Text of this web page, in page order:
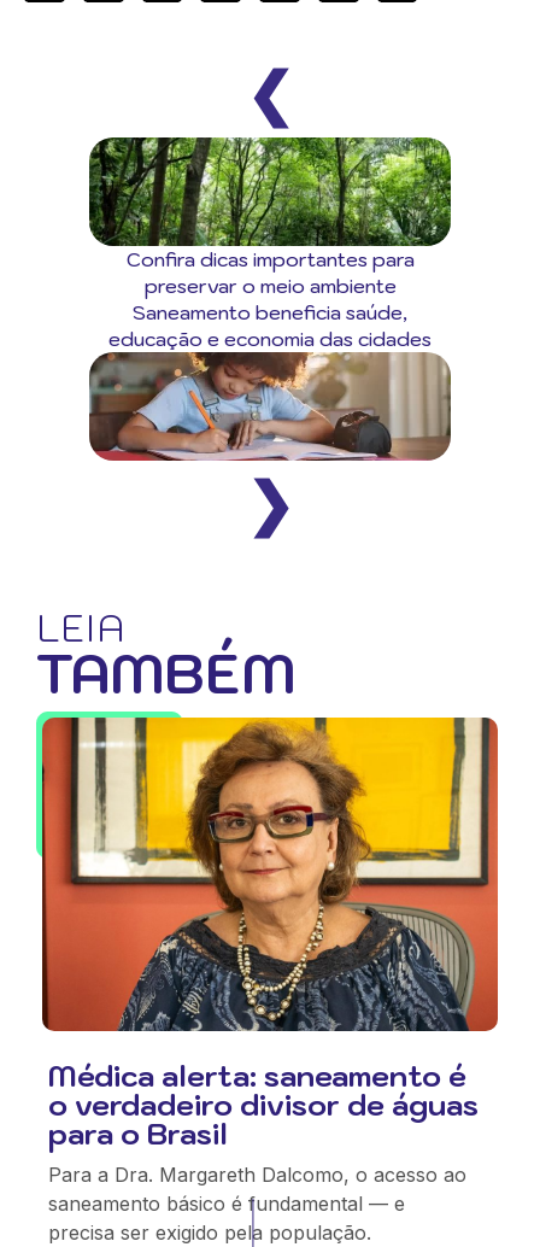
❮
Confira dicas importantes para
preservar o meio ambiente
Saneamento beneficia saúde,
educação e economia das cidades
❯
LEIA
TAMBÉM
Médica alerta: saneamento é
o verdadeiro divisor de águas
para o Brasil
Para a Dra. Margareth Dalcomo, o acesso ao
saneamento básico é fundamental — e
precisa ser exigido pela população.